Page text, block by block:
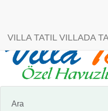
VILLA TATIL VILLADA
Ara